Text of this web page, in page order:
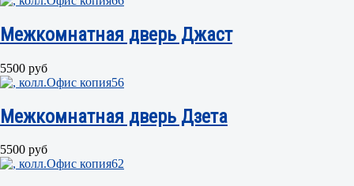
Межкомнатная дверь Джаст
5500 руб
Межкомнатная дверь Дзета
5500 руб